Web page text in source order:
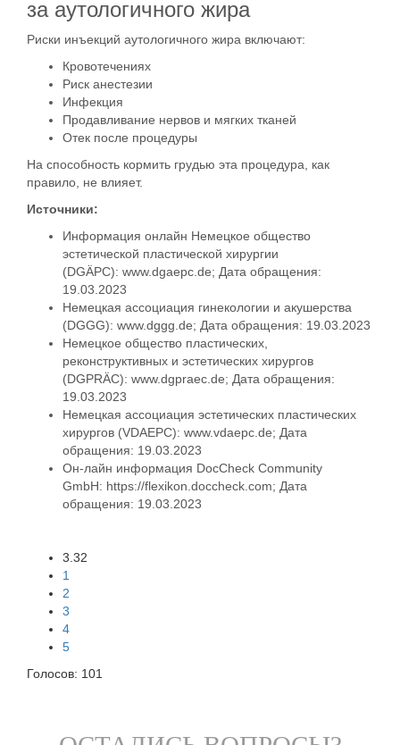
за аутологичного жира
Риски инъекций аутологичного жира включают:
Кровотечениях
Риск анестезии
Инфекция
Продавливание нервов и мягких тканей
Отек после процедуры
На способность кормить грудью эта процедура, как
правило, не влияет.
Источники:
Информация онлайн Немецкое общество
эстетической пластической хирургии
(DGÄPC): www.dgaepc.de; Дата обращения:
19.03.2023
Немецкая ассоциация гинекологии и акушерства
(DGGG): www.dggg.de; Дата обращения: 19.03.2023
Немецкое общество пластических,
реконструктивных и эстетических хирургов
(DGPRÄC): www.dgpraec.de; Дата обращения:
19.03.2023
Немецкая ассоциация эстетических пластических
хирургов (VDAEPC): www.vdaepc.de; Дата
обращения: 19.03.2023
Он-лайн информация DocCheck Community
GmbH: https://flexikon.doccheck.com; Дата
обращения: 19.03.2023
3.32
1
2
3
4
5
Голосов: 101